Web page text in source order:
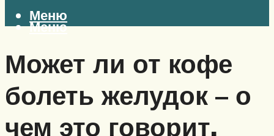
Меню
Меню
Может ли от кофе
болеть желудок – о
чем это говорит.